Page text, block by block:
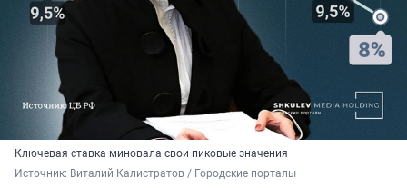
Ключевая ставка миновала свои пиковые значения
Источник: Виталий Калистратов / Городские порталы